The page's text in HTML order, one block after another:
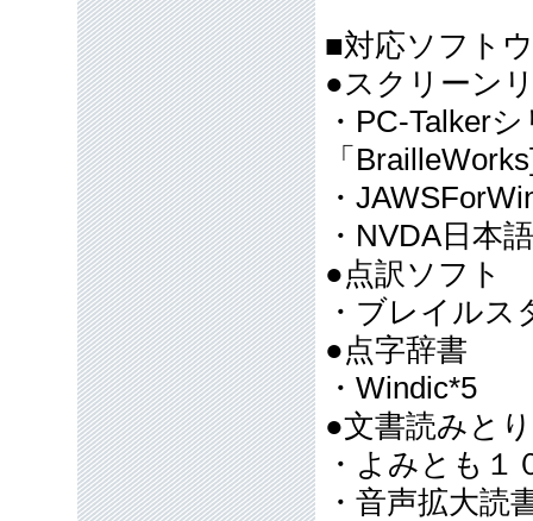
■対応ソフト
●スクリーン
・PC-Talker
「
・
・NVDA日本
●点訳ソフト
・ブレイルス
●点字辞書
・Windic*5
●文書読みと
・よみとも１
・音声拡大